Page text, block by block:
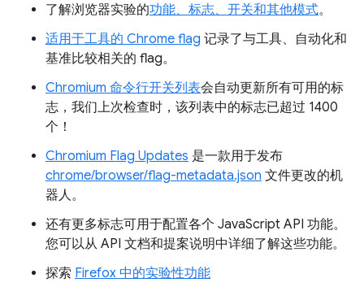
了解浏览器实验的功能、标志、开关和其他模式。
适用于工具的 Chrome flag 记录了与工具、自动化和
基准比较相关的 flag。
Chromium 命令行开关列表会自动更新所有可用的标
志，我们上次检查时，该列表中的标志已超过 1400
个！
Chromium Flag Updates 是一款用于发布
chrome/browser/flag-metadata.json 文件更改的机
器人。
还有更多标志可用于配置各个 JavaScript API 功能。
您可以从 API 文档和提案说明中详细了解这些功能。
探索 Firefox 中的实验性功能